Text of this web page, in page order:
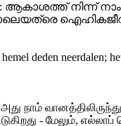
ആകാശത്ത് നിന്ന്
deden neerdalen;
நாம்
- மேலும்,